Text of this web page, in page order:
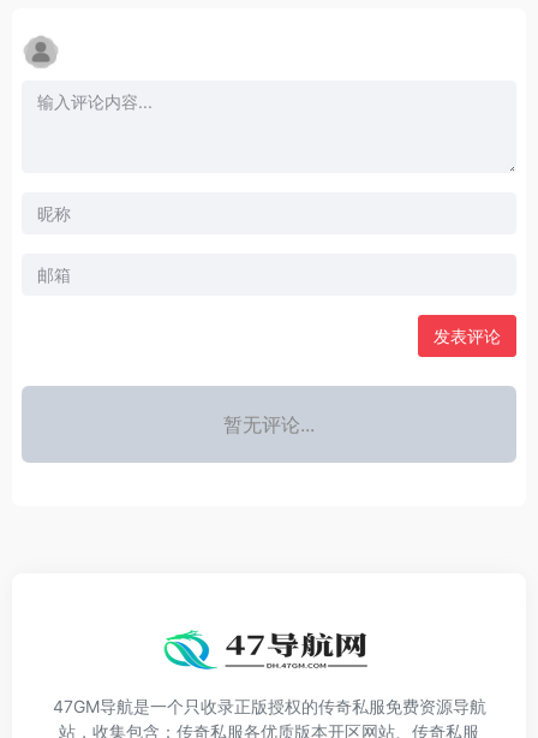
发表评论
暂无评论...
47GM导航是一个只收录正版授权的传奇私服免费资源导航
站，收集包含：传奇私服各优质版本开区网站、传奇私服